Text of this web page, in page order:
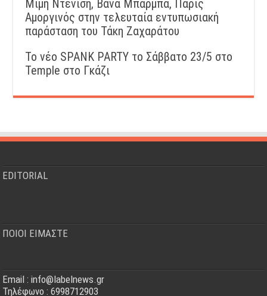
Μιμή Ντενίση, Βάνα Μπάρμπα, Πάρις
Αμοργινός στην τελευταία εντυπωσιακή
παράσταση του Τάκη Ζαχαράτου
Το νέο SPANK PARTY το Σάββατο 23/5 στο
Temple στο Γκάζι
EDITORIAL
ΠΟΙΟΙ ΕΙΜΑΣΤΕ
Email : info@labelnews.gr
Τηλέφωνο : 6998712903